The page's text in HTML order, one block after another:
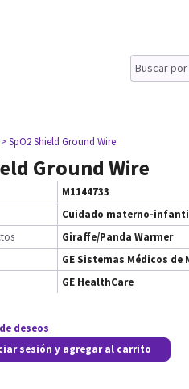
> SpO2 Shield Ground Wire
Ground Wire
M1144733
Cuidado materno-
Giraffe/Panda Warmer
GE Sistemas Médicos de
GE HealthCare
deseos
sesión y agregar al carrito